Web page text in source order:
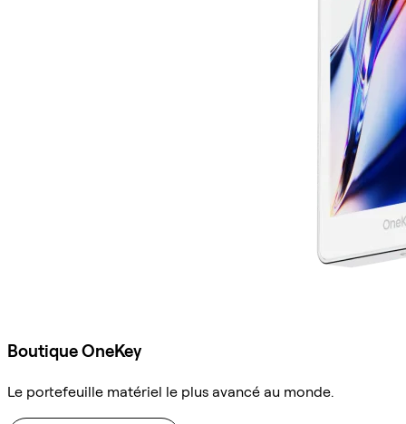
Boutique OneKey
Le portefeuille matériel le plus avancé au monde.